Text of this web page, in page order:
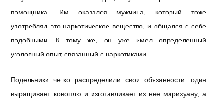
помощника. Им оказался мужчина, который тоже
употреблял это наркотическое вещество, и общался с себе
подобными. К тому же, он уже имел определенный
уголовный опыт, связанный с наркотиками.
Подельники четко распределили свои обязанности: один
выращивает коноплю и изготавливает из нее марихуану, а